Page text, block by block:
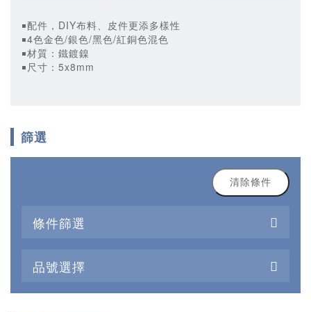
￭配件，DIY布料、皮件更添多樣性
￭4色金色/銀色/黑色/紅銅色混色
￭材質：鐵鍍鎳
￭尺寸：5x8mm
篩選
清除條件
條件篩選
品號選擇